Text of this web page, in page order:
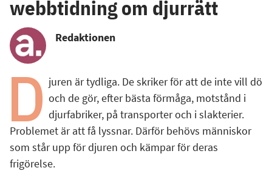
webbtidning om djurrätt
Redaktionen
D juren är tydliga. De skriker för att de inte vill dö
och de gör, efter bästa förmåga, motstånd i
djurfabriker, på transporter och i slakterier.
Problemet är att få lyssnar. Därför behövs människor
som står upp för djuren och kämpar för deras
frigörelse.